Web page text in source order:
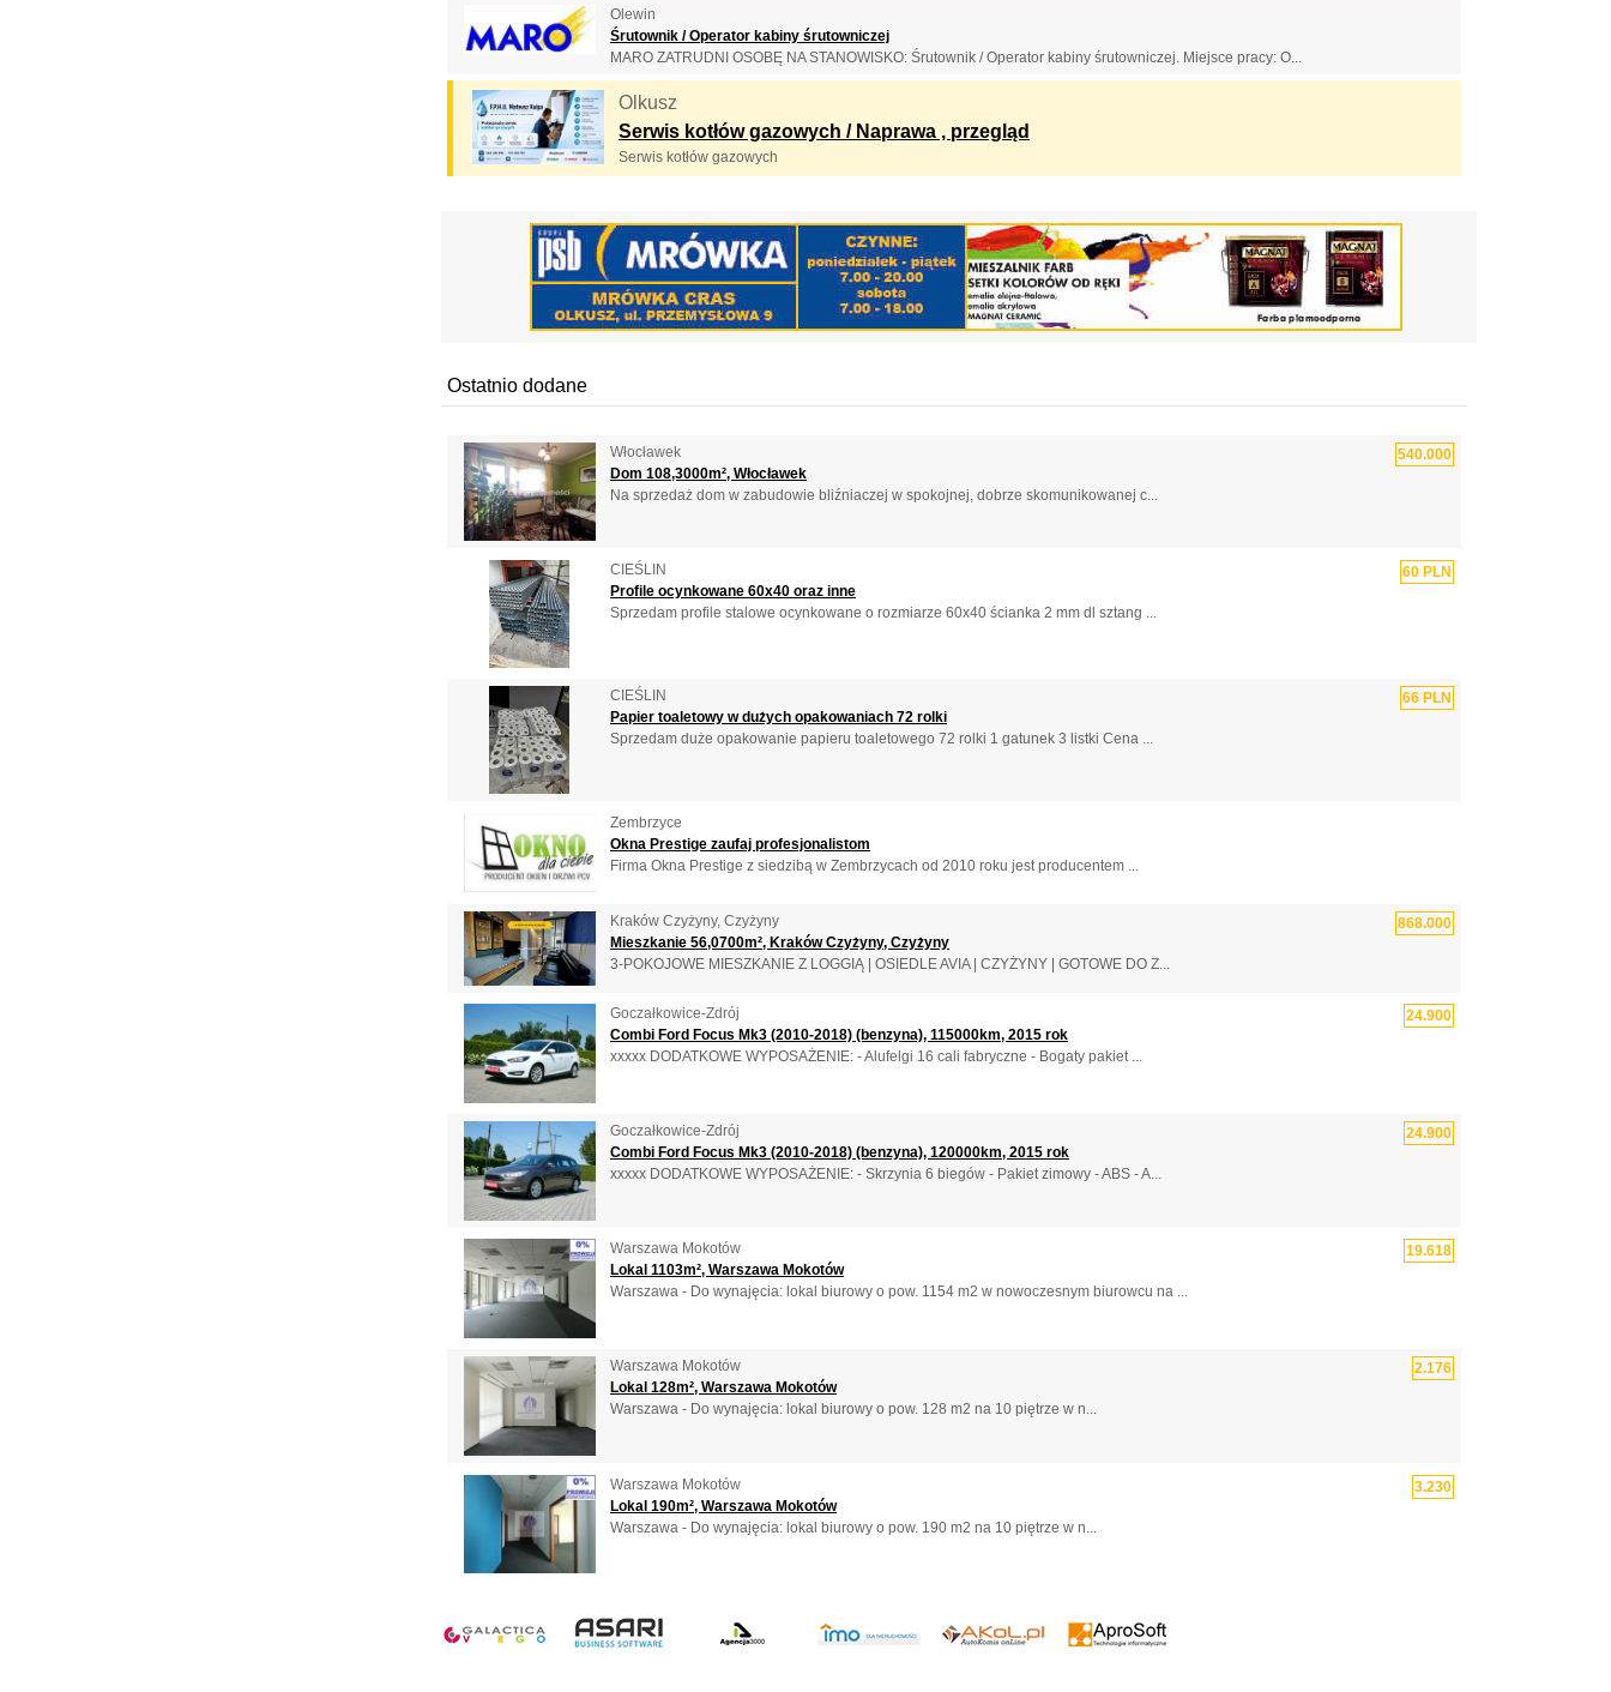
Olewin
Śrutownik / Operator kabiny śrutowniczej
MARO ZATRUDNI OSOBĘ NA STANOWISKO: Śrutownik / Operator kabiny śrutowniczej. Miejsce pracy: O...
Olkusz
Serwis kotłów gazowych / Naprawa , przegląd
Serwis kotłów gazowych
Ostatnio dodane
Włocławek
540.000
Dom 108,3000m², Włocławek
Na sprzedaż dom w zabudowie bliźniaczej w spokojnej, dobrze skomunikowanej c...
CIEŚLIN
60 PLN
Profile ocynkowane 60x40 oraz inne
Sprzedam profile stalowe ocynkowane o rozmiarze 60x40 ścianka 2 mm dl sztang ...
CIEŚLIN
66 PLN
Papier toaletowy w dużych opakowaniach 72 rolki
Sprzedam duże opakowanie papieru toaletowego 72 rolki 1 gatunek 3 listki Cena ...
Zembrzyce
Okna Prestige zaufaj profesjonalistom
Firma Okna Prestige z siedzibą w Zembrzycach od 2010 roku jest producentem ...
Kraków Czyżyny, Czyżyny
868.000
Mieszkanie 56,0700m², Kraków Czyżyny, Czyżyny
3-POKOJOWE MIESZKANIE Z LOGGIĄ | OSIEDLE AVIA | CZYŻYNY | GOTOWE DO Z...
Goczałkowice-Zdrój
24.900
Combi Ford Focus Mk3 (2010-2018) (benzyna), 115000km, 2015 rok
xxxxx DODATKOWE WYPOSAŻENIE: - Alufelgi 16 cali fabryczne - Bogaty pakiet ...
Goczałkowice-Zdrój
24.900
Combi Ford Focus Mk3 (2010-2018) (benzyna), 120000km, 2015 rok
xxxxx DODATKOWE WYPOSAŻENIE: - Skrzynia 6 biegów - Pakiet zimowy - ABS - A...
Warszawa Mokotów
19.618
Lokal 1103m², Warszawa Mokotów
Warszawa - Do wynajęcia: lokal biurowy o pow. 1154 m2 w nowoczesnym biurowcu na ...
Warszawa Mokotów
2.176
Lokal 128m², Warszawa Mokotów
Warszawa - Do wynajęcia: lokal biurowy o pow. 128 m2 na 10 piętrze w n...
Warszawa Mokotów
3.230
Lokal 190m², Warszawa Mokotów
Warszawa - Do wynajęcia: lokal biurowy o pow. 190 m2 na 10 piętrze w n...